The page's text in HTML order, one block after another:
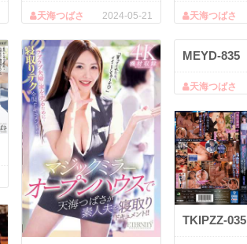
2024-05-21
天海つばさ 天海つばさ
MEYD-835
天海つばさ
TKIPZZ-035